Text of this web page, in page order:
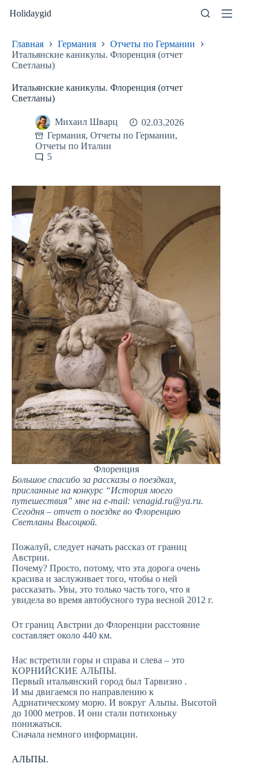
Holidaygid
Главная Германия
Отчеты по Германии
Итальянские каникулы. Флоренция (отчет
Светланы)
Итальянские каникулы. Флоренция (отчет
Светланы)
Михаил Шварц
02.03.2026
Германия, Отчеты по Германии,
Отчеты по Италии
5
Флоренция
Большое спасибо за рассказы о поездках,
присланные на конкурс “История моего
путешествия” мне на e-mail: venagid.ru@ya.ru.
Сегодня – отчет о поездке во Флоренцию
Светланы Высоцкой.
Пожалуй, следует начать рассказ от границ
Австрии.
Почему? Просто, потому, что эта дорога очень
красива и заслуживает того, чтобы о ней
рассказать. Увы, это только часть того, что я
увидела во время автобусного тура весной 2012 г.
От границ Австрии до Флоренции расстояние
составляет около 440 км.
Нас встретили горы и справа и слева – это
КОРНИЙСКИЕ АЛЬПЫ.
Первый итальянский город был Тарвизио .
И мы двигаемся по направлению к
Адриатическому морю. И вокруг Альпы. Высотой
до 1000 метров. И они стали потихоньку
понижаться.
Сначала немного информации.
АЛЬПЫ.